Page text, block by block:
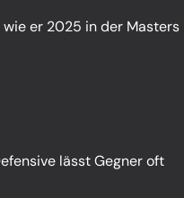
er 2025 in der Masters
lässt Gegner oft